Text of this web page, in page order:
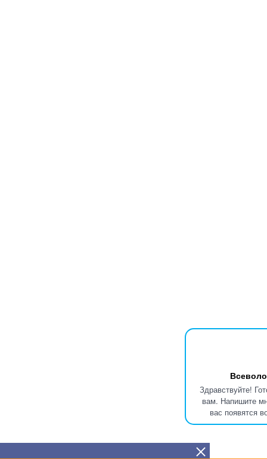
Здравствуйте!
вам. Напишите
вас появятся